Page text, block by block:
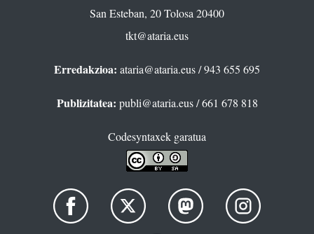
San Esteban, 20 Tolosa 20400
tkt@ataria.eus
Erredakzioa: ataria@ataria.eus/ 943 655 695
Publizitatea: publi@ataria.eus/ 661 678 818
Codesyntaxek garatua